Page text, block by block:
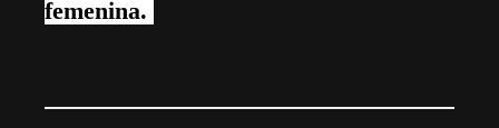
femenina.